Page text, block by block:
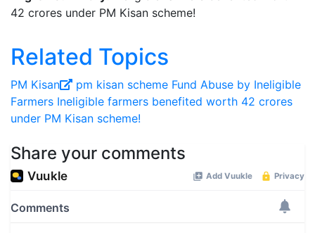
42 crores under PM Kisan scheme!
Related Topics
PM Kisan pm kisan scheme Fund Abuse by Ineligible
Farmers Ineligible farmers benefited worth 42 crores
under PM Kisan scheme!
Share your comments